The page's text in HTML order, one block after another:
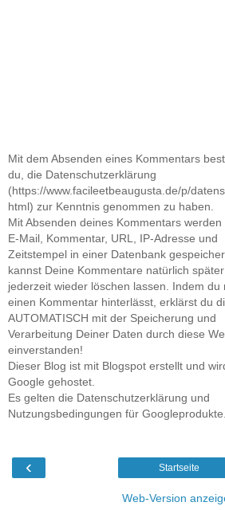
Mit dem Absenden eines Kommentars
du, die Datenschutzerklärung
(https://www.facileetbeaugusta.de/p/
html) zur Kenntnis genommen zu haben.
Mit Absenden deines Kommentars werden
E-Mail, Kommentar, URL, IP-Adresse und
Zeitstempel in einer Datenbank
kannst Deine Kommentare natürlich später
jederzeit wieder löschen lassen. Indem du
einen Kommentar hinterlässt, erklärst du
AUTOMATISCH mit der Speicherung und
Verarbeitung Deiner Daten durch diese
einverstanden!
Dieser Blog ist mit Blogspot erstellt und
Google gehostet.
Es gelten die Datenschutzerklärung und
Nutzungsbedingungen für Googleprodukte.
‹ Startseite
Web-Version